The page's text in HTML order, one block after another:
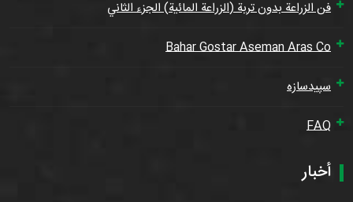
فن الزراعة بدون تربة (الزراعة المائية) الجزء الثاني
Bahar Gostar Aseman Aras Co
سپیدسازه
FAQ
أخبار